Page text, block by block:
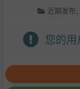
近期发布
您的用